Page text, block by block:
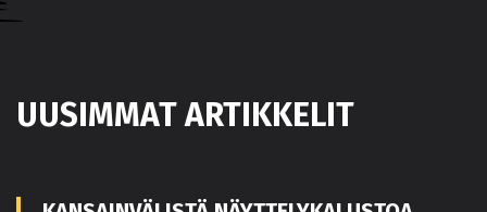
UUSIMMAT ARTIKKELIT